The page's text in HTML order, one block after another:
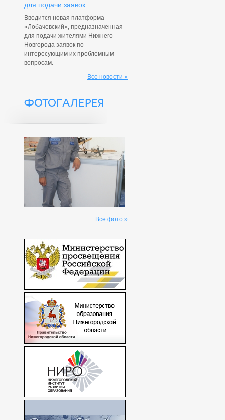
для подачи заявок
Вводится новая платформа
«Лобачевский», предназначенная
для подачи жителями Нижнего
Новгорода заявок по
интересующим их проблемным
вопросам.
Все новости »
ФОТОГАЛЕРЕЯ
Все фото »